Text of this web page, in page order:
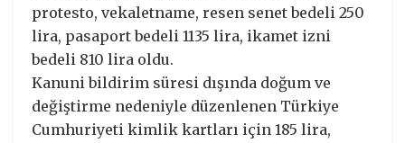
protesto, vekaletname, resen senet bedeli 250
lira, pasaport bedeli 1135 lira, ikamet izni
bedeli 810 lira oldu.
Kanuni bildirim süresi dışında doğum ve
değiştirme nedeniyle düzenlenen Türkiye
Cumhuriyeti kimlik kartları için 185 lira,